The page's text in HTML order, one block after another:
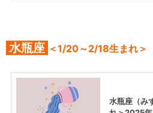
水瓶座 ＜1/20～2/18生まれ＞
水瓶座（み